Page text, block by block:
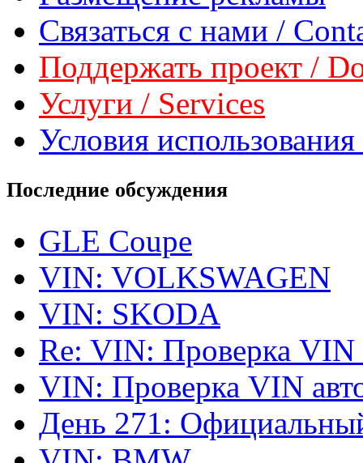
Связаться с нами /
Поддержать проект /
Услуги / Services
Условия
Последние обсуждения
GLE Coupe
VIN: VOLKSWAGEN
VIN: SKODA
Re: VIN: Проверка VIN
VIN: Проверка VIN
День 271: